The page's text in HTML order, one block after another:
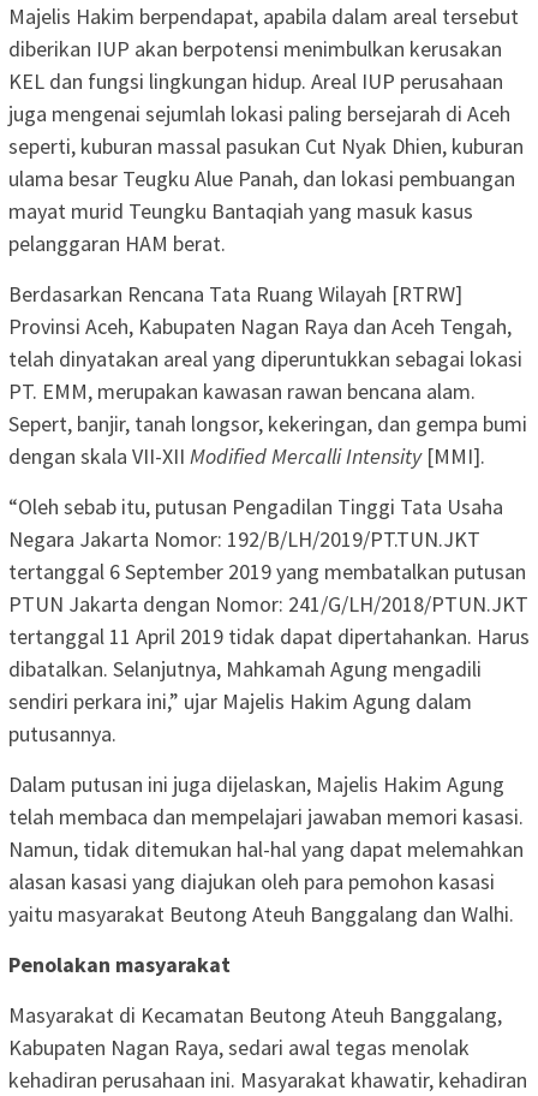
Majelis Hakim berpendapat, apabila dalam areal tersebut
diberikan IUP akan berpotensi menimbulkan kerusakan
KEL dan fungsi lingkungan hidup. Areal IUP perusahaan
juga mengenai sejumlah lokasi paling bersejarah di Aceh
seperti, kuburan massal pasukan Cut Nyak Dhien, kuburan
ulama besar Teugku Alue Panah, dan lokasi pembuangan
mayat murid Teungku Bantaqiah yang masuk kasus
pelanggaran HAM berat.
Berdasarkan Rencana Tata Ruang Wilayah [RTRW]
Provinsi Aceh, Kabupaten Nagan Raya dan Aceh Tengah,
telah dinyatakan areal yang diperuntukkan sebagai lokasi
PT. EMM, merupakan kawasan rawan bencana alam.
Sepert, banjir, tanah longsor, kekeringan, dan gempa bumi
dengan skala VII-XII Modified Mercalli Intensity[MMI].
“Oleh sebab itu, putusan Pengadilan Tinggi Tata Usaha
Negara Jakarta Nomor: 192/B/LH/2019/PT.TUN.JKT
tertanggal 6 September 2019 yang membatalkan putusan
PTUN Jakarta dengan Nomor: 241/G/LH/2018/PTUN.JKT
tertanggal 11 April 2019 tidak dapat dipertahankan. Harus
dibatalkan. Selanjutnya, Mahkamah Agung mengadili
sendiri perkara ini,” ujar Majelis Hakim Agung dalam
putusannya.
Dalam putusan ini juga dijelaskan, Majelis Hakim Agung
telah membaca dan mempelajari jawaban memori kasasi.
Namun, tidak ditemukan hal-hal yang dapat melemahkan
alasan kasasi yang diajukan oleh para pemohon kasasi
yaitu masyarakat Beutong Ateuh Banggalang dan Walhi.
Penolakan masyarakat
Masyarakat di Kecamatan Beutong Ateuh Banggalang,
Kabupaten Nagan Raya, sedari awal tegas menolak
kehadiran perusahaan ini. Masyarakat khawatir, kehadiran